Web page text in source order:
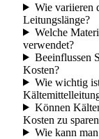
Wie variieren
Leitungslänge?
Welche
verwendet?
Beeinflussen
Kosten?
Wie wichtig
Können
Kosten zu
Wie kann